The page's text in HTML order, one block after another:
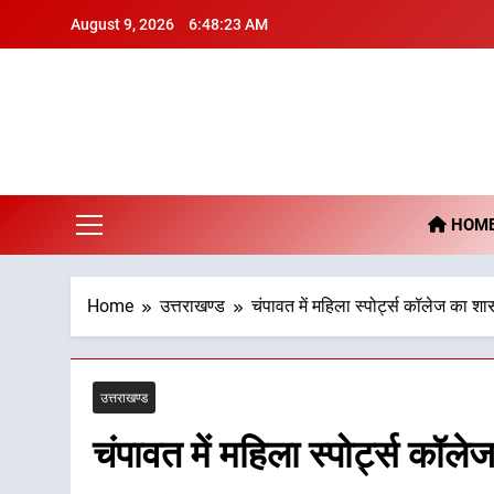
August 9, 2026 6:48:24 AM
Home उत्तराखण्ड चंपावत में महिला स्पोर्ट्स कॉलेज का
उत्तराखण्ड
चंपावत में महिला स्पोर्ट्स